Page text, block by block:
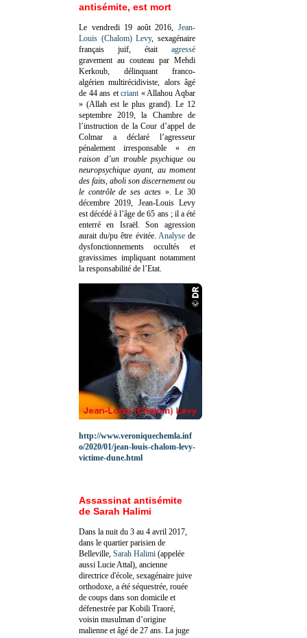
antisémite, est mort
Le vendredi 19 août 2016, Jean-
Louis (Chalom) Levy, sexagénaire
français juif, était agressé
gravement au couteau par Mehdi
Kerkoub, délinquant franco-
algérien multirécidiviste, alors âgé
de 44 ans etcriant « Allahou Aqbar
» (Allah est le plus grand). Le 12
septembre 2019, la Chambre de
l’instruction de la Cour d’appel de
Colmar a déclaré l’agresseur
pénalement irresponsable «en
raison d’un trouble psychique ou
neuropsychique ayant, au moment
des faits, aboli son discernement ou
le contrôle de ses actes». Le 30
décembre 2019, Jean-Louis Levy
est décédé à l’âge de 65 ans ; il a été
enterré en Israël. Son agression
aurait du/pu être évitée. Analysede
dysfonctionnements occultés et
gravissimes impliquant notamment
la responsabilité de l’Etat.
http://www.veroniquechemla.inf
o/2020/01/jean-louis-chalom-levy-
victime-dune.html
Assassinat antisémite
de Sarah Halimi
Dans la nuit du 3 au 4 avril 2017,
dans le quartier parisien de
Belleville, Sarah Halimi (appelée
aussi Lucie Attal), ancienne
directrice d'école, sexagénaire juive
orthodoxe, a été séquestrée, rouée
de coups dans son domicile et
défenestrée par Kobili Traoré,
voisin musulman d’origine
malienne et âgé de 27 ans. La juge